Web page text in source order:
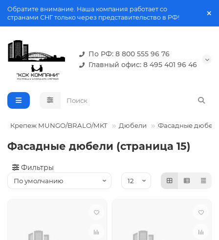
Обратите внимание. Наша компания работает со
странами СНГ только через представительство в РФ!
По РФ: 8 800 555 96 76
Главный офис: 8 495 401 96 46
Крепеж MUNGO/BRALO/MKT Дюбели Фасадные
Фасадные дюбели (страница 15)
Фильтры